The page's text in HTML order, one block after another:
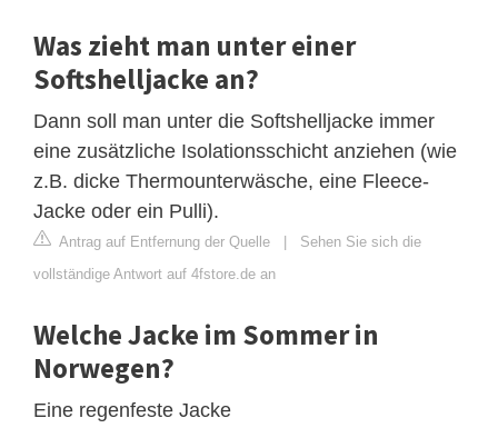
Was zieht man unter einer
Softshelljacke an?
Dann soll man unter die Softshelljacke immer
eine zusätzliche Isolationsschicht anziehen (wie
z.B. dicke Thermounterwäsche, eine Fleece-
Jacke oder ein Pulli).
Antrag auf Entfernung der Quelle | Sehen Sie sich die
vollständige Antwort auf 4fstore.de an
Welche Jacke im Sommer in
Norwegen?
Eine regenfeste Jacke